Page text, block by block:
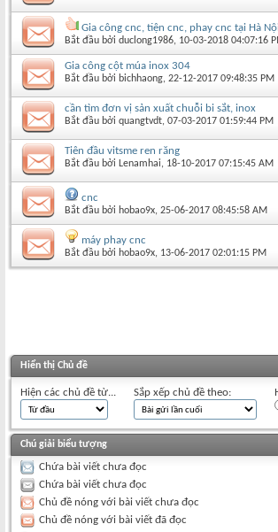
Gia công cnc, tiện cnc, phay cnc tại Hà
Bắt đầu bởi duclong1986‎, 10-03-2018 04:07:16
Gia công cột múa inox 304
Bắt đầu bởi bichhaong‎, 22-12-2017 09:48:35 PM
cần tìm đơn vị sản xuất chuỗi bi sắt, inox
Bắt đầu bởi quangtvdt‎, 07-03-2017 01:59:44 PM
Tiên đầu vitsme ren răng
Bắt đầu bởi Lenamhai‎, 18-10-2017 07:15:45 AM
cnc
Bắt đầu bởi hobao9x‎, 25-06-2017 08:45:58 AM
máy phay cnc
Bắt đầu bởi hobao9x‎, 13-06-2017 02:01:15 PM
Hiển thị Chủ đề
Hiện các chủ đề từ... Sắp xếp chủ đề theo:
Chú giải biểu tượng
Chứa bài viết chưa đọc
Chứa bài viết chưa đọc
Chủ đề nóng với bài viết chưa đọc
Chủ đề nóng với bài viết đã đọc